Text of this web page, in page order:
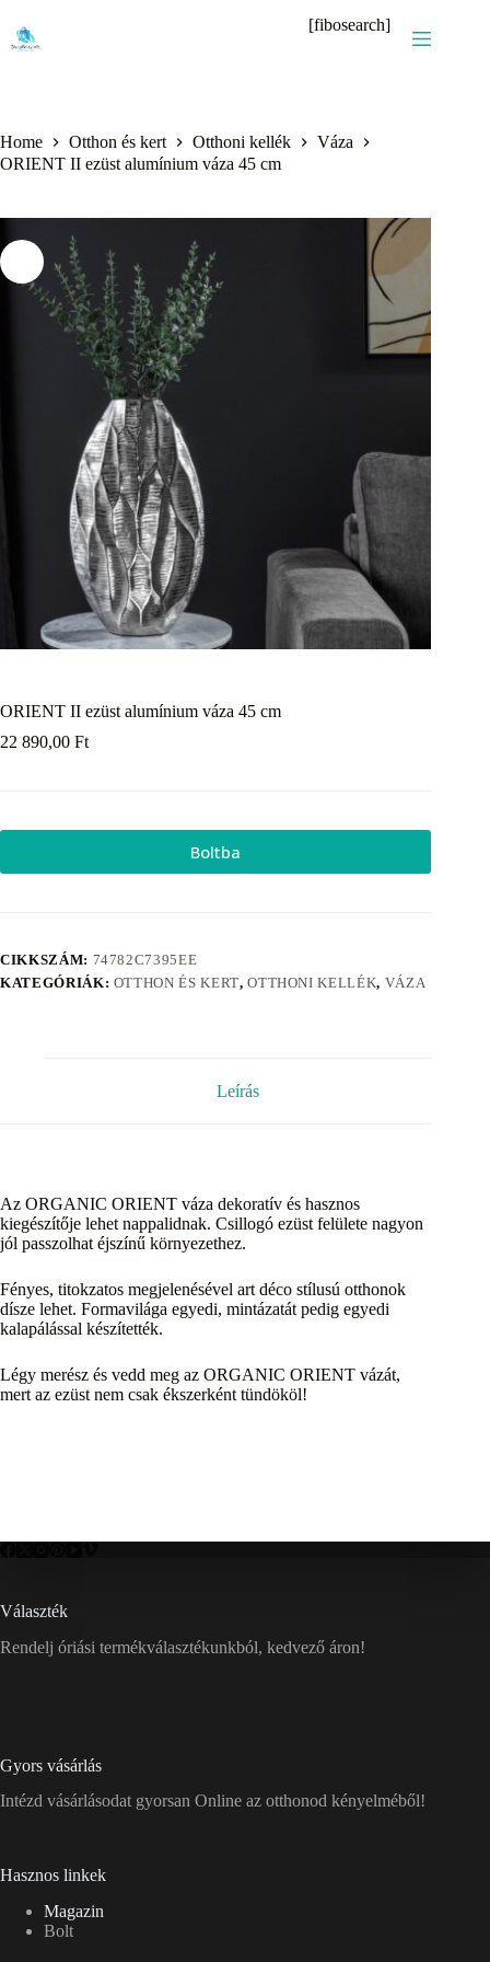
content
[fibosearch]
Home Otthon és kert Otthoni kellék
Váza
ORIENT II ezüst alumínium váza 45 cm
ORIENT II ezüst alumínium váza 45 cm
22 890,00 Ft
Boltba
CIKKSZÁM: 74782C7395EE
KATEGÓRIÁK: OTTHON ÉS KERT,OTTHONI KELLÉK, VÁZA
Leírás
Az ORGANIC ORIENT váza dekoratív és hasznos
kiegészítője lehet nappalidnak. Csillogó ezüst felülete nagyon
jól passzolhat éjszínű környezethez.
Fényes, titokzatos megjelenésével art déco stílusú otthonok
dísze lehet. Formavilága egyedi, mintázatát pedig egyedi
kalapálással készítették.
Légy merész és vedd meg az ORGANIC ORIENT vázát,
mert az ezüst nem csak ékszerként tündököl!
Választék
Rendelj óriási termékválasztékunkból, kedvező áron!
Gyors vásárlás
Intézd vásárlásodat gyorsan Online az otthonod kényelméből!
Hasznos linkek
Magazin
Bolt